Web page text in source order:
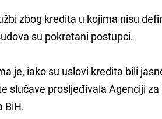
zbog kredita u kojima nisu
su pokretani postupci.
je, iako su uslovi kredita bili
slučave prosljeđivala Agenciji za
BiH.